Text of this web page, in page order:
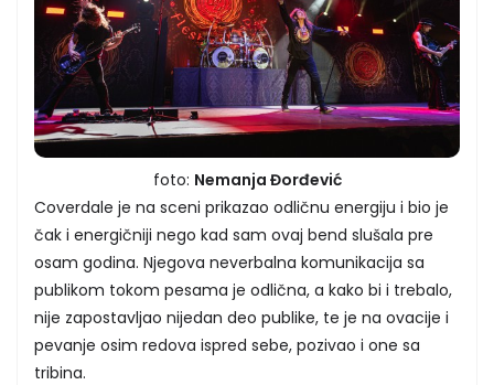
foto: Nemanja Đorđević
Coverdale je na sceni prikazao odličnu energiju i bio je
čak i energičniji nego kad sam ovaj bend slušala pre
osam godina. Njegova neverbalna komunikacija sa
publikom tokom pesama je odlična, a kako bi i trebalo,
nije zapostavljao nijedan deo publike, te je na ovacije i
pevanje osim redova ispred sebe, pozivao i one sa
tribina.